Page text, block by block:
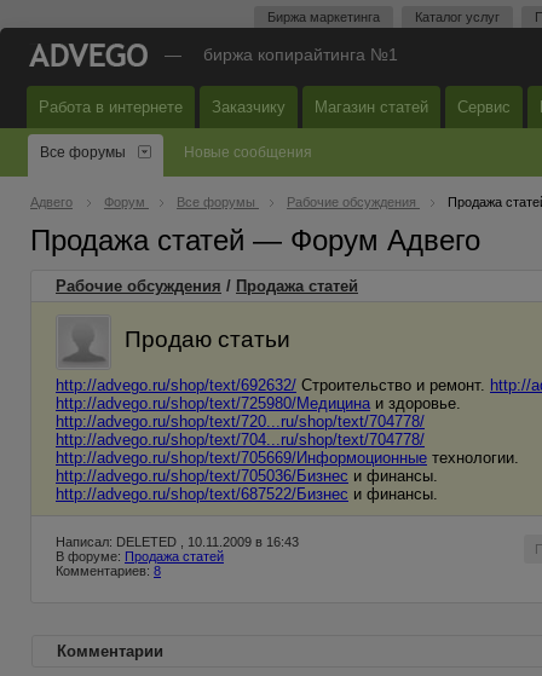
Биржа маркетинга Каталог услуг
— биржа копирайтинга №1
Работа в интернете Заказчику Магазин статей Сервис
Все форумы Новые сообщения
Адвего Форум Все форумы Рабочие обсуждения Продажа
Продажа статей — Форум Адвего
Рабочие обсуждения / Продажа статей
Продаю статьи
http://advego.ru/shop/text/692632/ Строительство и ремонт. http://
http://advego.ru/shop/text/725980/Медицина и здоровье.
http://advego.ru/shop/text/720...ru/shop/text/704778/
http://advego.ru/shop/text/704...ru/shop/text/704778/
http://advego.ru/shop/text/705669/Информоционные технологии.
http://advego.ru/shop/text/705036/Бизнес и финансы.
http://advego.ru/shop/text/687522/Бизнес и финансы.
Написал: DELETED , 10.11.2009 в 16:43
В форуме: Продажа статей
Комментариев: 8
Комментарии